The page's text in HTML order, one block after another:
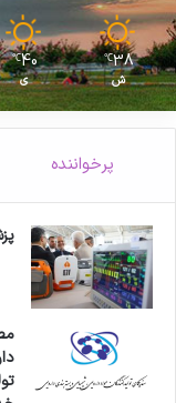
38
℃
ش
40
℃
ی
پرخواننده